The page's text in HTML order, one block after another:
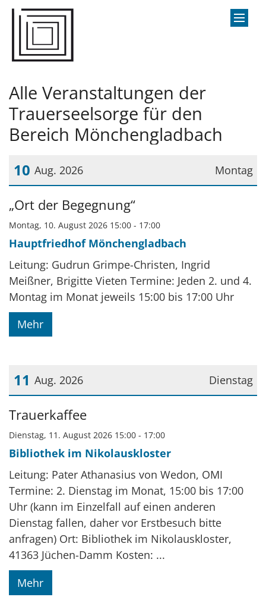
Zum Inhalt springen
Alle Veranstaltungen der
Trauerseelsorge für den
Bereich Mönchengladbach
Montag
10 Aug. 2026
Datum: 10. August 2026
„Ort der Begegnung“
Montag, 10. August 2026 15:00 - 17:00
Hauptfriedhof Mönchengladbach
Leitung: Gudrun Grimpe-Christen, Ingrid
Meißner, Brigitte Vieten Termine: Jeden 2. und 4.
Montag im Monat jeweils 15:00 bis 17:00 Uhr
Mehr
Dienstag
11 Aug. 2026
Datum: 11. August 2026
Trauerkaffee
Dienstag, 11. August 2026 15:00 - 17:00
Bibliothek im Nikolauskloster
Leitung: Pater Athanasius von Wedon, OMI
Termine: 2. Dienstag im Monat, 15:00 bis 17:00
Uhr (kann im Einzelfall auf einen anderen
Dienstag fallen, daher vor Erstbesuch bitte
anfragen) Ort: Bibliothek im Nikolauskloster,
41363 Jüchen-Damm Kosten: ...
Mehr